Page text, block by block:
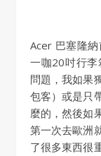
Acer 巴塞隆納前開式登機箱開箱評價介紹，如何只帶
一咖20吋行李
問題，我如果
包客）或是只
麼的，然後如
第一次去歐洲
了很多東西很